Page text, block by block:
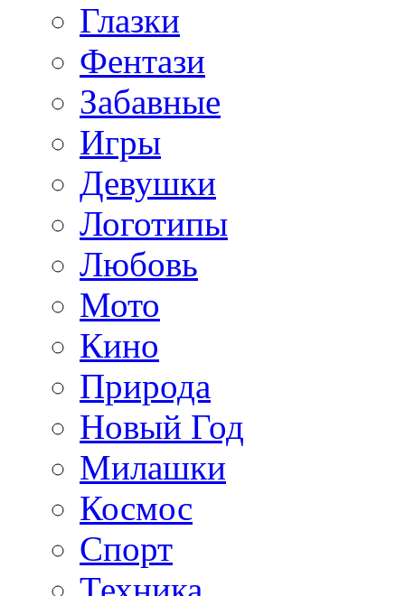
Глазки
Фентази
Забавные
Игры
Девушки
Логотипы
Любовь
Мото
Кино
Природа
Новый Год
Милашки
Космос
Спорт